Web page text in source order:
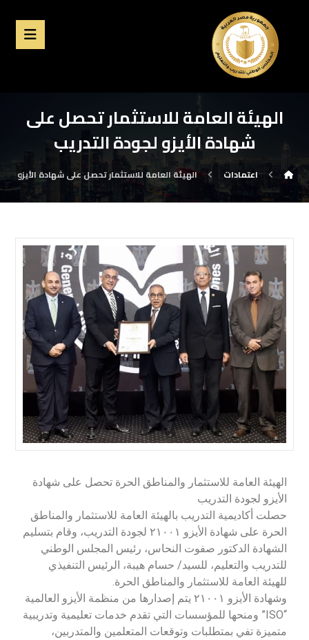
الهيئة العامة للاستثمار تحصل على
شهادة الأيزو لجودة التدريب
اعتمادات الهيئة العامة للاستثمار تحصل على شهادة الأيزو
الهيئة العامة للاستثمار والمناطق الحرة تحصل على شهادة
الأيزو لجودة التدريب
حصلت أكاديمية التدريب بالهيئة العامة للاستثمار والمناطق
الحرة على شهادة الأيزو ٢١٠٠١ لجودة التدريب، وقام بتسليم
الشهادة الدكتور صفوت النحاس، رئيس المجلس الوطني
للتدريب والتعليم، للسيد/ حسام هيبة، الرئيس التنفيذي
للهيئة العامة للاستثمار والمناطق الحرة.
وشهادة الأيزو ٢١٠٠١ يتم إصدارها من منظمة الأيزو العالمية
“ISO” ومنحها للمؤسسات التي تقدم خدمات تعليمية وتدريبية
متميزة تفي بمتطلبات وتوقعات المتعلمين والمتدربين،